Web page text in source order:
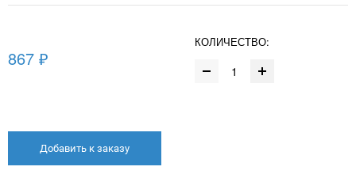
867 ₽
КОЛИЧЕСТВО:
Добавить к заказу